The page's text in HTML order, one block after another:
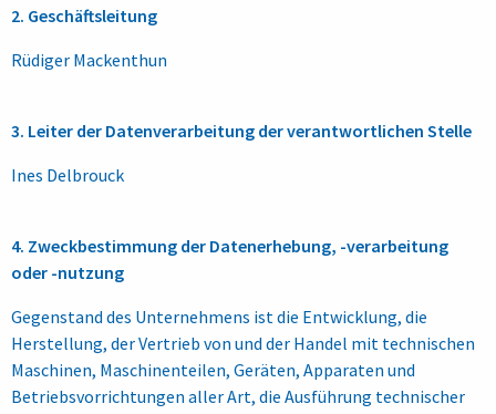
2. Geschäftsleitung
Rüdiger Mackenthun
3. Leiter der Datenverarbeitung der verantwortlichen Stelle
Ines Delbrouck
4. Zweckbestimmung der Datenerhebung, -verarbeitung
oder -nutzung
Gegenstand des Unternehmens ist die Entwicklung, die
Herstellung, der Vertrieb von und der Handel mit technischen
Maschinen, Maschinenteilen, Geräten, Apparaten und
Betriebsvorrichtungen aller Art, die Ausführung technischer